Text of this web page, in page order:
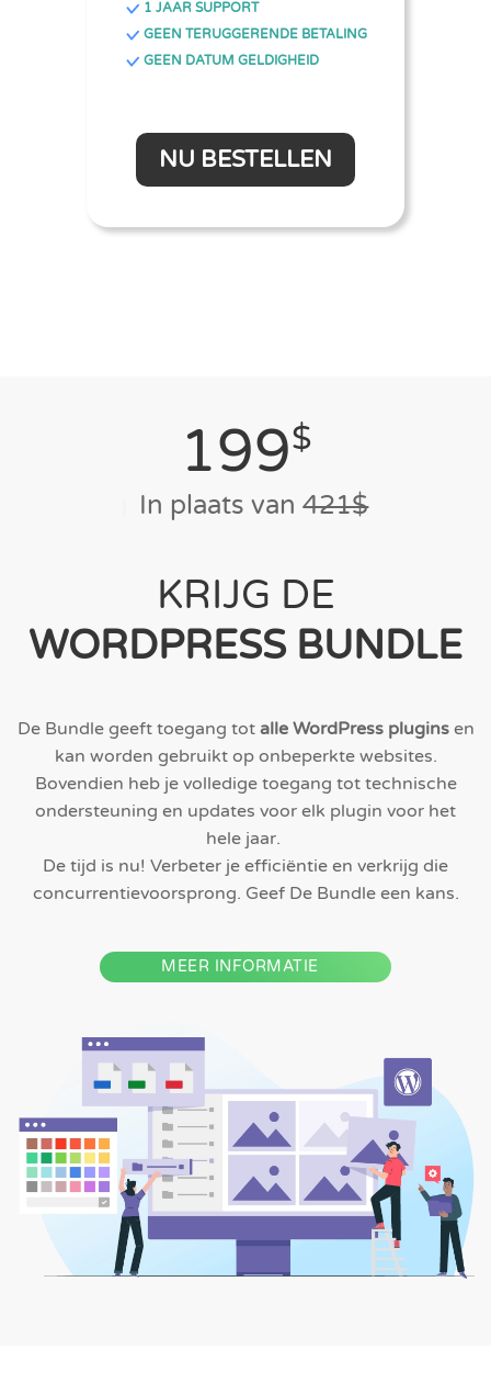
1 JAAR SUPPORT
GEEN TERUGGERENDE BETALING
GEEN DATUM GELDIGHEID
NU BESTELLEN
199$
In plaats van421$
KRIJG DE
WORDPRESS BUNDLE
De Bundle geeft toegang totalle WordPress pluginsen
kan worden gebruikt op onbeperkte websites.
Bovendien heb je volledige toegang tot technische
ondersteuning en updates voor elk plugin voor het
hele jaar.
De tijd is nu! Verbeter je efficiëntie en verkrijg die
concurrentievoorsprong. Geef De Bundle een kans.
MEER INFORMATIE